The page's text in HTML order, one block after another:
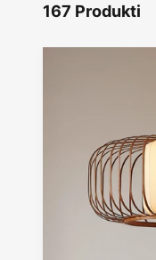
167 Produkti